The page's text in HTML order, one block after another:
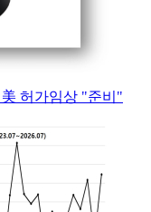
美 허가임상 "준비"